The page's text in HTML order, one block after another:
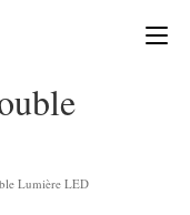
Lumière LED